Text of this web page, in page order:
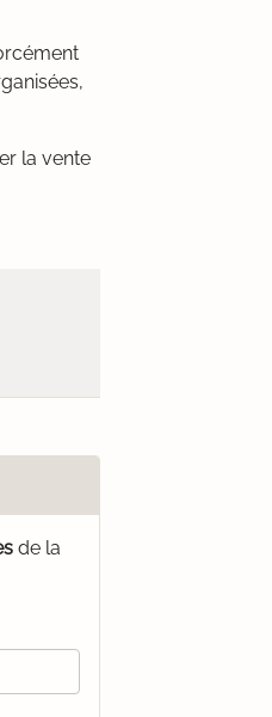
la vente
de la